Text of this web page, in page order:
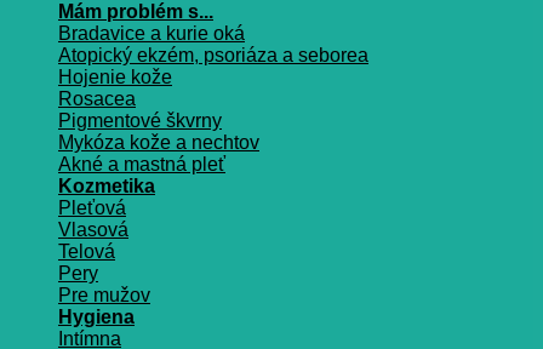
Mám problém s...
Bradavice a kurie oká
Atopický ekzém, psoriáza a seborea
Hojenie kože
Rosacea
Pigmentové škvrny
Mykóza kože a nechtov
Akné a mastná pleť
Kozmetika
Pleťová
Vlasová
Telová
Pery
Pre mužov
Hygiena
Intímna